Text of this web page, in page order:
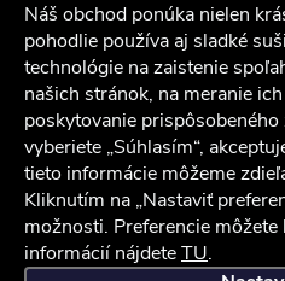
Náš obchod ponúka nielen
pohodlie používa aj sladké
technológie na zaistenie
našich stránok, na meranie
poskytovanie
vyberiete „Súhlasím“,
tieto informácie môžeme
Kliknutím na „Nastaviť
možnosti. Preferencie
informácií nájdeteTU.
Sledovať na
Služby zákazníkom
iocel.sk Obchodné